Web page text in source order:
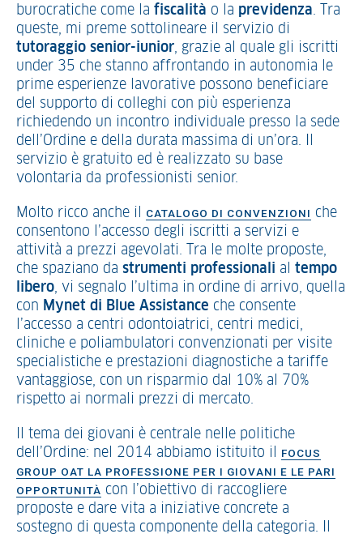
burocratiche come la fiscalità o la previdenza. Tra
queste, mi preme sottolineare il servizio di
tutoraggio senior-iunior, grazie al quale gli iscritti
under 35 che stanno affrontando in autonomia le
prime esperienze lavorative possono beneficiare
del supporto di colleghi con più esperienza
richiedendo un incontro individuale presso la sede
dell’Ordine e della durata massima di un’ora. Il
servizio è gratuito ed è realizzato su base
volontaria da professionisti senior.
Molto ricco anche il CATALOGO DI CONVENZIONI che
consentono l’accesso degli iscritti a servizi e
attività a prezzi agevolati. Tra le molte proposte,
che spaziano da strumenti professionali al tempo
libero, vi segnalo l’ultima in ordine di arrivo, quella
con Mynet di Blue Assistance che consente
l’accesso a centri odontoiatrici, centri medici,
cliniche e poliambulatori convenzionati per visite
specialistiche e prestazioni diagnostiche a tariffe
vantaggiose, con un risparmio dal 10% al 70%
rispetto ai normali prezzi di mercato.
Il tema dei giovani è centrale nelle politiche
dell’Ordine: nel 2014 abbiamo istituito il
FOCUS
GROUP OAT LA PROFESSIONE PER I GIOVANI E LE PARI
OPPORTUNITÀ con l’obiettivo di raccogliere
proposte e dare vita a iniziative concrete a
sostegno di questa componente della categoria. Il